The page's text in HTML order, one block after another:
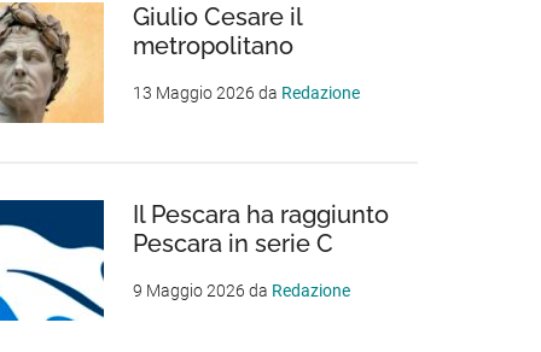
Giulio Cesare il
metropolitano
13 Maggio 2026 da Redazione
Il Pescara ha raggiunto
Pescara in serie C
9 Maggio 2026 da Redazione